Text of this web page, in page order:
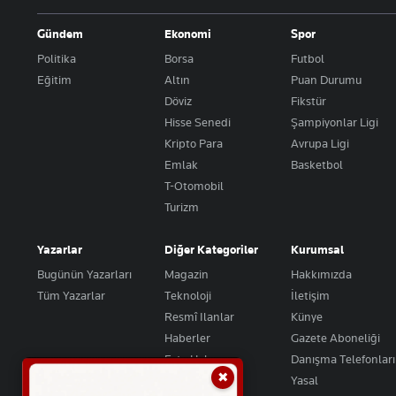
Gündem
Politika
Eğitim
Ekonomi
Borsa
Altın
Döviz
Hisse Senedi
Kripto Para
Emlak
T-Otomobil
Turizm
Spor
Futbol
Puan Durumu
Fikstür
Şampiyonlar Ligi
Avrupa Ligi
Basketbol
Yazarlar
Bugünün Yazarları
Tüm Yazarlar
Diğer Kategoriler
Magazin
Teknoloji
Resmî Ilanlar
Haberler
Foto Haber
Video Galeri
Kurumsal
Hakkımızda
İletişim
Künye
Gazete Aboneliği
Danışma Telefonları
Yasal
✖